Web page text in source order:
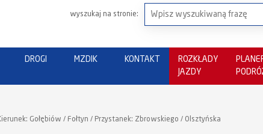
DROGI MZDIK KONTAKT
ROZKŁADY
JAZDY
wyszukaj na stronie:
Gołębiów / Fołtyn / Przystanek: Zbrowskiego / Olsztyńska